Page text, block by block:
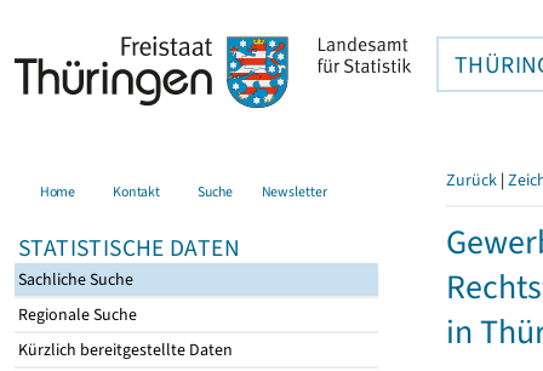
Home Kontakt Suche Newsletter
STATISTISCHE DATEN
Sachliche Suche
Regionale Suche
Kürzlich bereitgestellte Daten
Zurück |
in